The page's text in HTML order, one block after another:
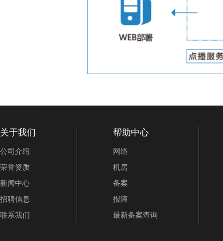
关于我们
公司介绍
荣誉资质
新闻中心
招聘信息
联系我们
帮助中心
网络
机房
备案
报障
最新备案查询